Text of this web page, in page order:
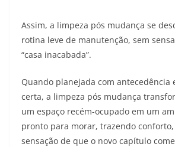
Assim, a limpeza pós mudança se
rotina leve de manutenção, sem
“casa inacabada”.
Quando planejada com antecedência
certa, a limpeza pós mudança
um espaço recém-ocupado em um
pronto para morar, trazendo
sensação de que o novo capítulo